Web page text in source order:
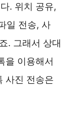
. 위치 공유,
일 전송, 사
. 그래서 상대
을 이용해서
사진 전송은